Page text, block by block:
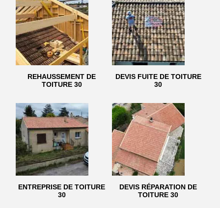
REHAUSSEMENT DE
TOITURE 30
DEVIS FUITE DE TOITURE
30
ENTREPRISE DE TOITURE
30
DEVIS RÉPARATION DE
TOITURE 30